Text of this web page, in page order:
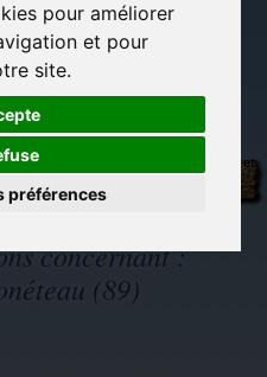
pour améliorer
et pour
site.
préférences
manuelles,
détente et jeux
Objets déco et
cadeaux
concernant :
(89)